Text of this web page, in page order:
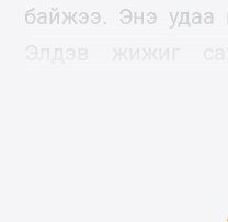
байжээ. Энэ удаа